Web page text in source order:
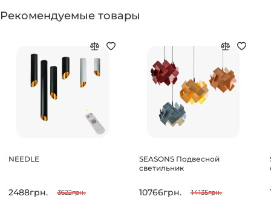
Рекомендуемые товары
NEEDLE
2488грн. 3622грн.
SEASONS Подвесной
светильник
10766грн. 14135грн.